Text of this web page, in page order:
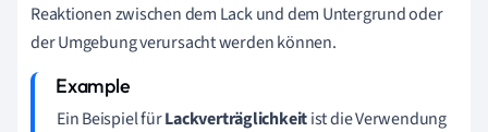
Reaktionen zwischen dem Lack und dem Untergrund oder
der Umgebung verursacht werden können.
Ein Beispiel fürLackverträglichkeitist die Verwendung